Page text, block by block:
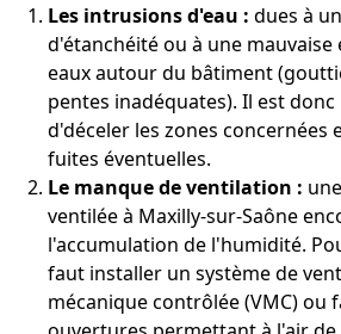
Les intrusions d'eau : dues à
d'étanchéité ou à une mauvaise
eaux autour du bâtiment
pentes inadéquates). Il est donc
d'déceler les zones concernées
fuites éventuelles.
Le manque de ventilation :
ventilée à Maxilly-sur-Saône
l'accumulation de l'humidité.
faut installer un système de
mécanique contrôlée (VMC) ou